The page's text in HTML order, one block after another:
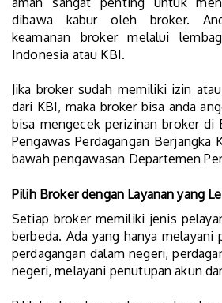
dibawa kabur oleh broker.
keamanan broker melalui
Indonesia atau KBI.
Jika broker sudah memiliki izin
dari KBI, maka broker bisa anda
bisa mengecek perizinan broker di
Pengawas Perdagangan
bawah pengawasan Departemen
Pilih Broker dengan Layanan yang
Setiap broker memiliki jenis
berbeda. Ada yang hanya melayani
perdagangan dalam negeri,
negeri, melayani penutupan akun